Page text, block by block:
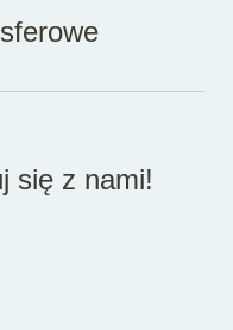
się z nami!